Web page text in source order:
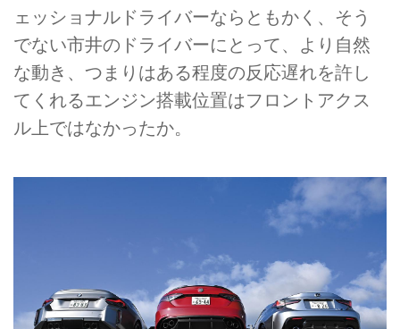
ェッショナルドライバーならともかく、そう
でない市井のドライバーにとって、より自然
な動き、つまりはある程度の反応遅れを許し
てくれるエンジン搭載位置はフロントアクス
ル上ではなかったか。